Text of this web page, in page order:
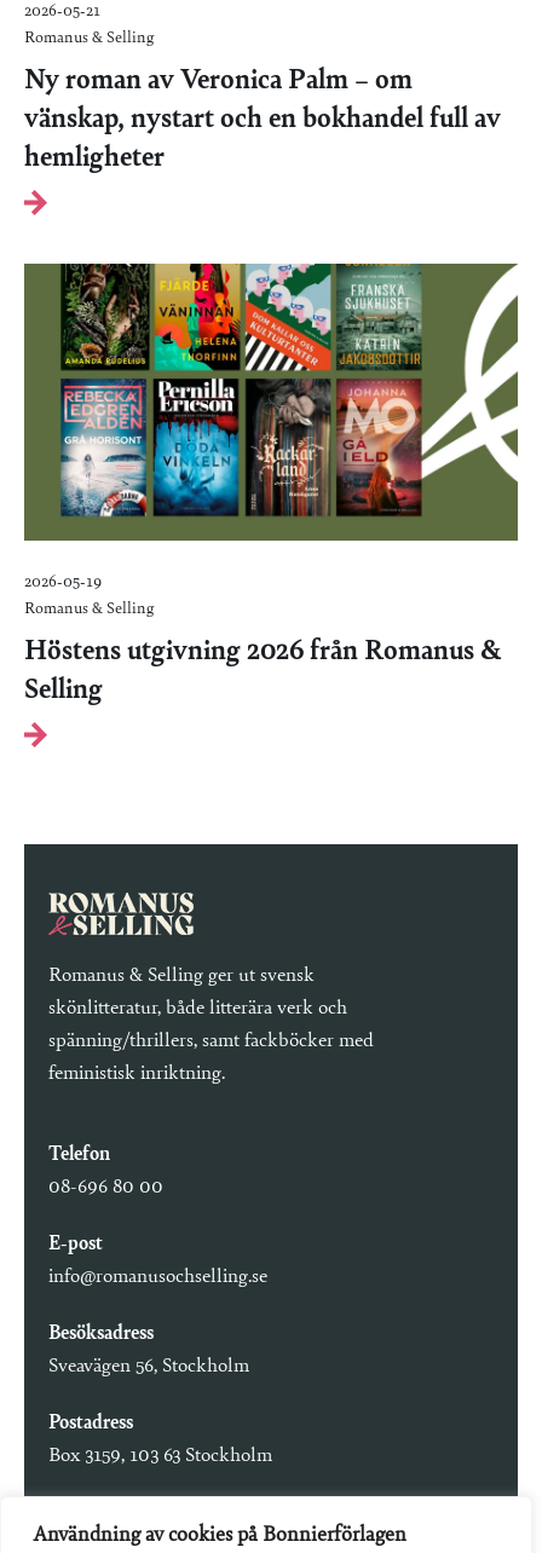
Användning av cookies på Bonnierförlagen
2026-05-21
Romanus & Selling
Ny roman av Veronica Palm – om
vänskap, nystart och en bokhandel full av
hemligheter
2026-05-19
Romanus & Selling
Höstens utgivning 2026 från Romanus &
Selling
Romanus & Selling ger ut svensk
skönlitteratur, både litterära verk och
spänning/thrillers, samt fackböcker med
feministisk inriktning.
Telefon
08-696 80 00
E-post
info@romanusochselling.se
Besöksadress
Sveavägen 56, Stockholm
Postadress
Box 3159, 103 63 Stockholm